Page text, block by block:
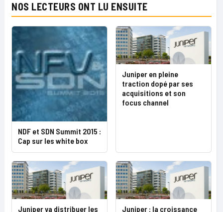
NOS LECTEURS ONT LU ENSUITE
NDF et SDN Summit 2015 :
Cap sur les white box
Juniper en pleine
traction dopé par ses
acquisitions et son
focus channel
Juniper va distribuer les Juniper : la croissance